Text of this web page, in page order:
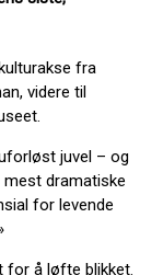
fra
videre til
juvel – og
dramatiske
for levende
for å løfte blikket.